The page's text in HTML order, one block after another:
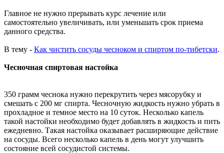
Главное не нужно прерывать курс лечение или
самостоятельно увеличивать, или уменьшать срок приема
данного средства.
В тему - Как чистить сосуды чесноком и спиртом по-тибетски.
Чесночная спиртовая настойка
350 грамм чеснока нужно перекрутить через мясорубку и
смешать с 200 мг спирта. Чесночную жидкость нужно убрать в
прохладное и темное место на 10 суток. Несколько капель
такой настойки необходимо будет добавлять в жидкость и пить
ежедневно. Такая настойка оказывает расширяющие действие
на сосуды. Всего несколько капель в день могут улучшить
состояние всей сосудистой системы.